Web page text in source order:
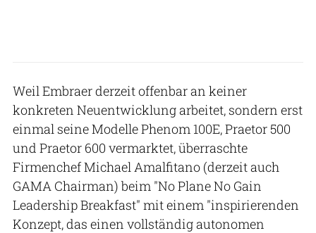
Weil Embraer derzeit offenbar an keiner
konkreten Neuentwicklung arbeitet, sondern erst
einmal seine Modelle Phenom 100E, Praetor 500
und Praetor 600 vermarktet, überraschte
Firmenchef Michael Amalfitano (derzeit auch
GAMA Chairman) beim "No Plane No Gain
Leadership Breakfast" mit einem "inspirierenden
Konzept, das einen vollständig autonomen